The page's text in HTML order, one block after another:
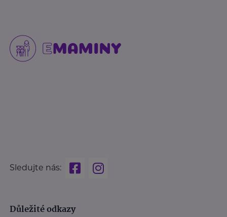
Sledujte nás:
Důležité odkazy